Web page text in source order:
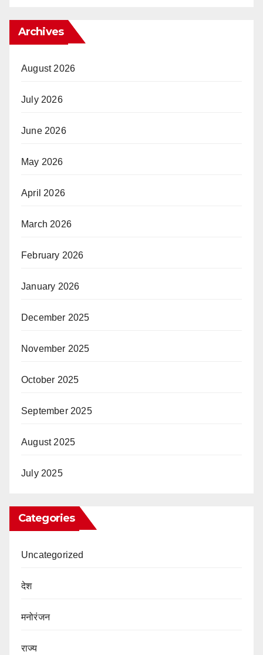
Archives
August 2026
July 2026
June 2026
May 2026
April 2026
March 2026
February 2026
January 2026
December 2025
November 2025
October 2025
September 2025
August 2025
July 2025
Categories
Uncategorized
देश
मनोरंजन
राज्य